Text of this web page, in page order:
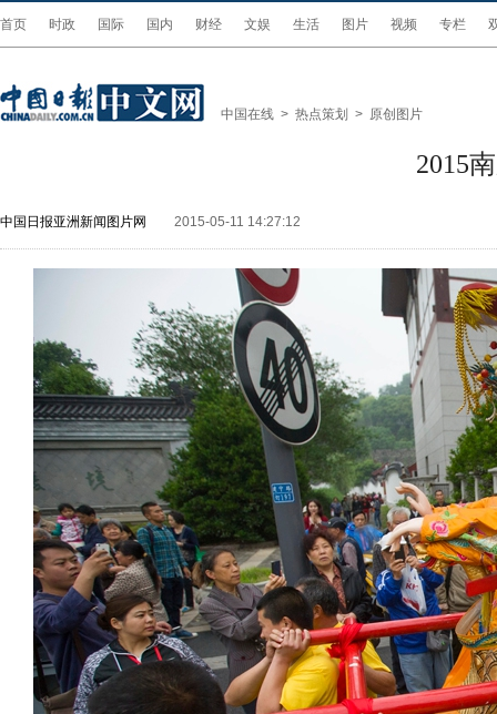
首页 时政 国际 国内 财经 文娱 生活 图片 视频 专栏
中国在线 > 热点策划 > 原创图片
2015
中国日报亚洲新闻图片网 2015-05-11 14:27:12